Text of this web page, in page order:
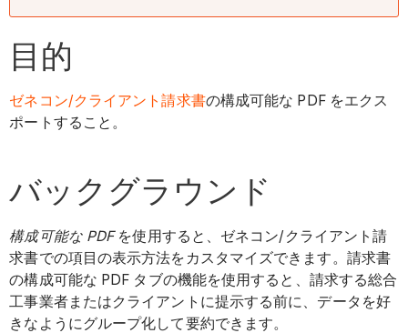
目的
ゼネコン/クライアント請求書の構成可能な PDF をエクス
ポートすること。
バックグラウンド
構成可能な PDFを使用すると、ゼネコン/クライアント請
求書での項目の表示方法をカスタマイズできます。請求書
の構成可能な PDF タブの機能を使用すると、請求する総合
工事業者またはクライアントに提示する前に、データを好
きなようにグループ化して要約できます。